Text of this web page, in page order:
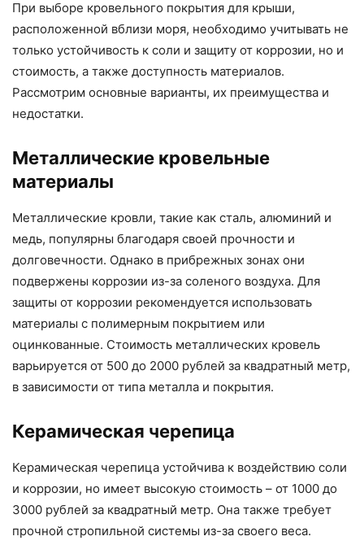
При выборе кровельного покрытия для крыши,
расположенной вблизи моря, необходимо учитывать не
только устойчивость к соли и защиту от коррозии, но и
стоимость, а также доступность материалов.
Рассмотрим основные варианты, их преимущества и
недостатки.
Металлические кровельные
материалы
Металлические кровли, такие как сталь, алюминий и
медь, популярны благодаря своей прочности и
долговечности. Однако в прибрежных зонах они
подвержены коррозии из-за соленого воздуха. Для
защиты от коррозии рекомендуется использовать
материалы с полимерным покрытием или
оцинкованные. Стоимость металлических кровель
варьируется от 500 до 2000 рублей за квадратный метр,
в зависимости от типа металла и покрытия.
Керамическая черепица
Керамическая черепица устойчива к воздействию соли
и коррозии, но имеет высокую стоимость – от 1000 до
3000 рублей за квадратный метр. Она также требует
прочной стропильной системы из-за своего веса.